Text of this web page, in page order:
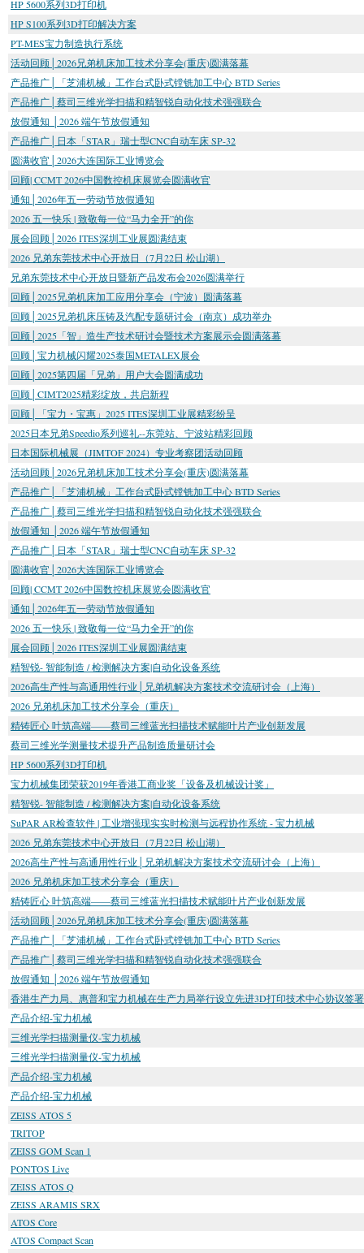
HP 5600系列3D打印机
HP S100系列3D打印解决方案
PT-MES宝力制造执行系统
活动回顾│2026兄弟机床加工技术分享会(重庆)圆满落幕
产品推广│「芝浦机械」工作台式卧式镗铣加工中心 BTD Series
产品推广│蔡司三维光学扫描和精智锐自动化技术强强联合
放假通知 │2026 端午节放假通知
产品推广│日本「STAR」瑞士型CNC自动车床 SP-32
圆满收官│2026大连国际工业博览会
回顾| CCMT 2026中国数控机床展览会圆满收官
通知│2026年五一劳动节放假通知
2026 五一快乐 | 致敬每一位“马力全开”的你
展会回顾│2026 ITES深圳工业展圆满结束
2026 兄弟东莞技术中心开放日（7月22日 松山湖）
兄弟东莞技术中心开放日暨新产品发布会2026圆满举行
回顾│2025兄弟机床加工应用分享会（宁波）圆满落幕
回顾│2025兄弟机床压铸及汽配专题研讨会（南京）成功举办
回顾│2025「智」造生产技术研讨会暨技术方案展示会圆满落幕
回顾│宝力机械闪耀2025泰国METALEX展会
回顾│2025第四届「兄弟」用户大会圆满成功
回顾│CIMT2025精彩绽放，共启新程
回顾│「宝力・宝惠」2025 ITES深圳工业展精彩纷呈
2025日本兄弟Speedio系列巡礼--东莞站、宁波站精彩回顾
日本国际机械展（JIMTOF 2024）专业考察团活动回顾
活动回顾│2026兄弟机床加工技术分享会(重庆)圆满落幕
产品推广│「芝浦机械」工作台式卧式镗铣加工中心 BTD Series
产品推广│蔡司三维光学扫描和精智锐自动化技术强强联合
放假通知 │2026 端午节放假通知
产品推广│日本「STAR」瑞士型CNC自动车床 SP-32
圆满收官│2026大连国际工业博览会
回顾| CCMT 2026中国数控机床展览会圆满收官
通知│2026年五一劳动节放假通知
2026 五一快乐 | 致敬每一位“马力全开”的你
展会回顾│2026 ITES深圳工业展圆满结束
精智锐- 智能制造 / 检测解决方案|自动化设备系统
2026高生产性与高通用性行业│兄弟机解决方案技术交流研讨会（上海）
2026 兄弟机床加工技术分享会（重庆）
精铸匠心 叶筑高端——蔡司三维蓝光扫描技术赋能叶片产业创新发展
蔡司三维光学测量技术提升产品制造质量研讨会
HP 5600系列3D打印机
宝力机械集团荣获2019年香港工商业奖「设备及机械设计奖」
精智锐- 智能制造 / 检测解决方案|自动化设备系统
SuPAR AR检查软件 | 工业增强现实实时检测与远程协作系统 - 宝力机械
2026 兄弟东莞技术中心开放日（7月22日 松山湖）
2026高生产性与高通用性行业│兄弟机解决方案技术交流研讨会（上海）
2026 兄弟机床加工技术分享会（重庆）
精铸匠心 叶筑高端——蔡司三维蓝光扫描技术赋能叶片产业创新发展
活动回顾│2026兄弟机床加工技术分享会(重庆)圆满落幕
产品推广│「芝浦机械」工作台式卧式镗铣加工中心 BTD Series
产品推广│蔡司三维光学扫描和精智锐自动化技术强强联合
放假通知 │2026 端午节放假通知
香港生产力局、惠普和宝力机械在生产力局举行设立先进3D打印技术中心协议签
产品介绍-宝力机械
三维光学扫描测量仪-宝力机械
三维光学扫描测量仪-宝力机械
产品介绍-宝力机械
产品介绍-宝力机械
ZEISS ATOS 5
TRITOP
ZEISS GOM Scan 1
PONTOS Live
ZEISS ATOS Q
ZEISS ARAMIS SRX
ATOS Core
ATOS Compact Scan